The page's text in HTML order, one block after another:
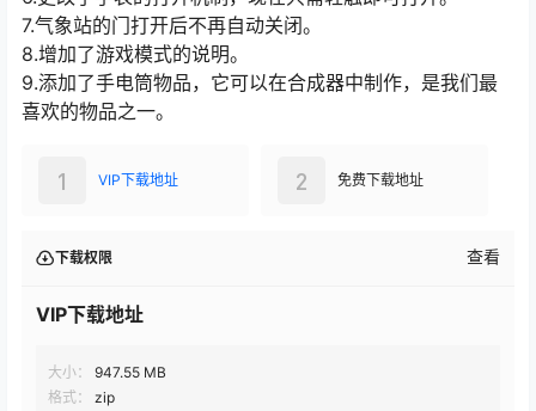
7.气象站的门打开后不再自动关闭。
8.增加了游戏模式的说明。
9.添加了手电筒物品，它可以在合成器中制作，是我们最
喜欢的物品之一。
VIP下载地址
1 免费下载地址
2
下载权限 查看
VIP下载地址
大小：
947.55 MB
格式：
zip